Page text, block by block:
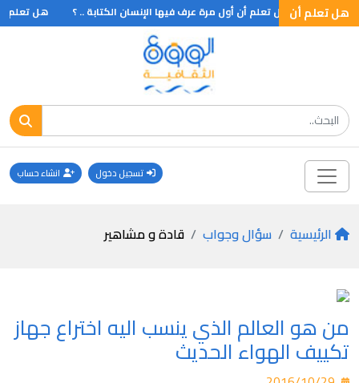
هل تعلم أن
جغرافيا هل تعلم أن أول مرة عرف فيها الإنسان الكتابة .. ؟ هل تعلم
تسجيل دخول انشاء حساب
الرئيسية سؤال وجواب قادة و مشاهير
من هو العالم الذي ينسب اليه اختراع جهاز
تكييف الهواء الحديث